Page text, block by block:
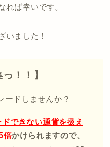
れば幸いです。
いました！
！！】
ードしませんか？
ドできない通貨を扱え
倍かけられますので、